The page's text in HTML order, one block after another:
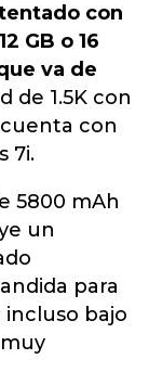
con
GB o 16
va de
de 1.5K con
con
7i.
5800 mAh
un
para
bajo